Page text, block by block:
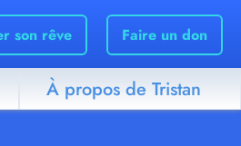
son rêve Faire un don
À propos de Tristan